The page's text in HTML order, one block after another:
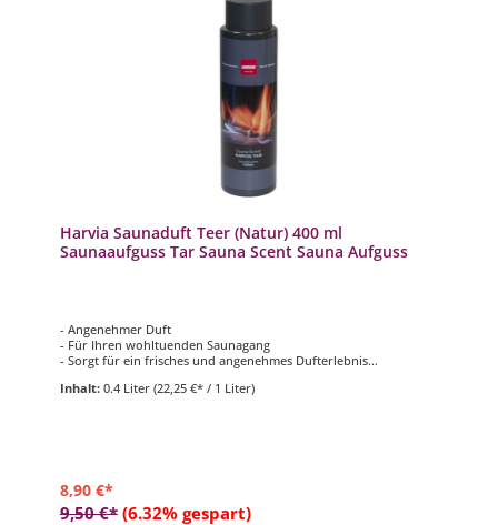
Harvia Saunaduft Teer (Natur) 400 ml
Saunaaufguss Tar Sauna Scent Sauna Aufguss
- Angenehmer Duft
- Für Ihren wohltuenden Saunagang
- Sorgt für ein frisches und angenehmes Dufterlebnis
Inhalt: 0.4 Liter (22,25 €* / 1 Liter)
8,90 €*
9,50 €* (6.32% gespart)